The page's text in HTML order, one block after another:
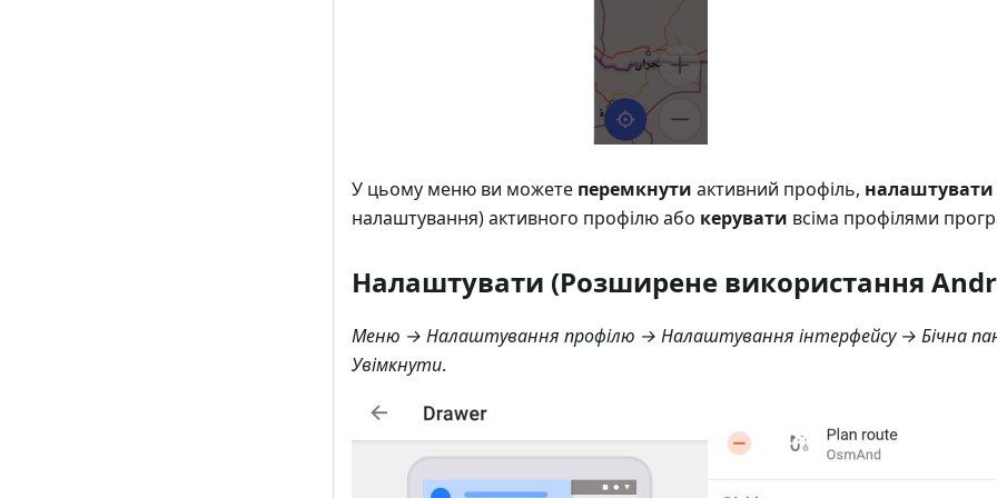
У цьому меню ви можете перемкнути активний профіль, налаштувати
налаштування) активного профілю або керувати всіма профілями
Налаштувати (Розширене використання
Меню → Налаштування профілю → Налаштування інтерфейсу → Бічна
Увімкнути.